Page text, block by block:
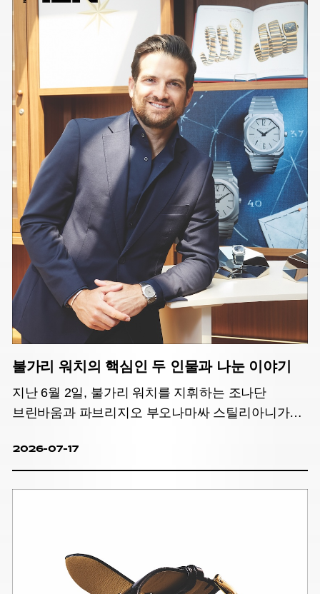
불가리 워치의 핵심인 두 인물과 나눈 이야기
지난 6월 2일, 불가리 워치를 지휘하는 조나단
브린바움과 파브리지오 부오나마싸 스틸리아니가
세계를 바라보는 두 인물의 시선이 교차하는
지점에서 맞닿은 불가리 워치의 세계, 그리고 새롭게
진화한 옥토 피니씨모 37mm에 관한 이야기를
2026-07-17